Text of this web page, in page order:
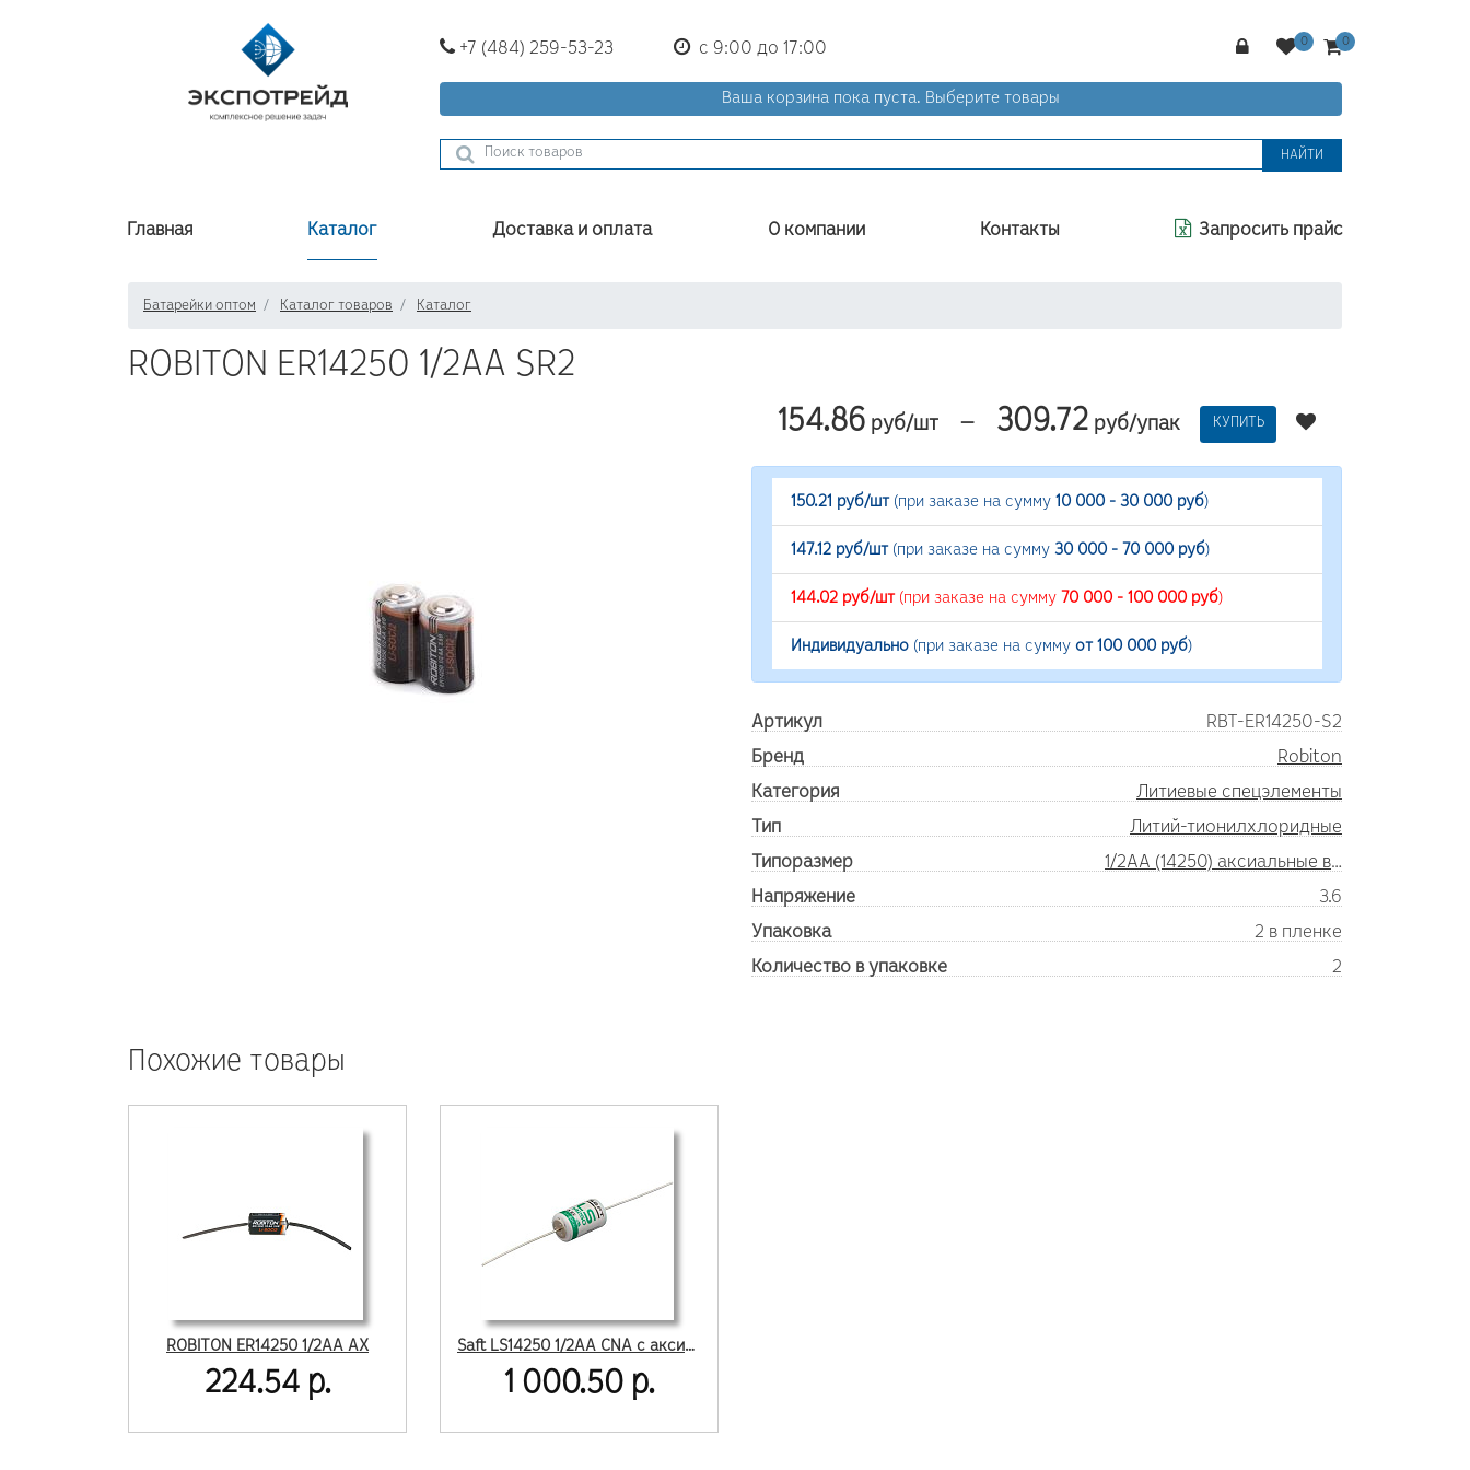
+7 (484) 259-53-23 с 9:00 до 17:00
Ваша корзина пока пуста. Выберите товары
НАЙТИ
Главная Каталог Доставка и оплата О компании Контакты Запросить прайс
Батарейки оптом Каталог товаров Каталог
ROBITON ER14250 1/2AA SR2
154.86 руб/шт — 309.72 руб/упак КУПИТЬ
150.21 руб/шт(при заказе на сумму 10 000 - 30 000 руб)
147.12 руб/шт(при заказе на сумму 30 000 - 70 000 руб)
144.02 руб/шт(при заказе на сумму 70 000 - 100 000 руб)
Индивидуально (при заказе на сумму от 100 000 руб)
Артикул
RBT-ER14250-S2
Бренд
Robiton
Категория
Литиевые спецэлементы
Тип
Литий-тионилхлоридные
Типоразмер
1/2AA (14250) аксиальные выводы
Напряжение
3.6
Упаковка
2 в пленке
Количество в упаковке
2
Похожие товары
ROBITON ER14250 1/2AA AX
224.54 р.
Saft LS14250 1/2АА CNA с аксиальными выводами
1 000.50 р.